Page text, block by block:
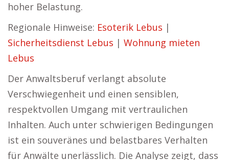
hoher Belastung.
Regionale Hinweise: Esoterik Lebus |
Sicherheitsdienst Lebus | Wohnung mieten
Lebus
Der Anwaltsberuf verlangt absolute
Verschwiegenheit und einen sensiblen,
respektvollen Umgang mit vertraulichen
Inhalten. Auch unter schwierigen Bedingungen
ist ein souveränes und belastbares Verhalten
für Anwälte unerlässlich. Die Analyse zeigt, dass